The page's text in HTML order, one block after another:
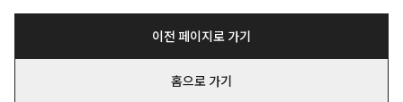
이전 페이지로 가기
홈으로 가기